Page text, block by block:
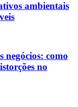
ambientais
como
no